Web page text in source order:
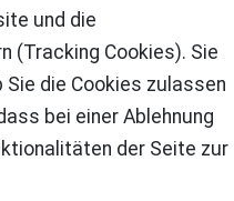
und die
(Tracking Cookies). Sie
die Cookies zulassen
bei einer Ablehnung
der Seite zur